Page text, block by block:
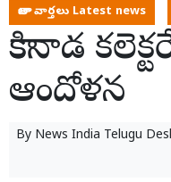
తాజా వార్తలు Latest news
కాకినాడ
ఆందోళన
By News India Telugu